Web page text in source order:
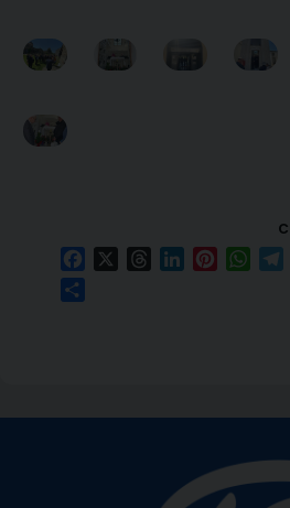
FacebookThreadsLinkedInPinterest